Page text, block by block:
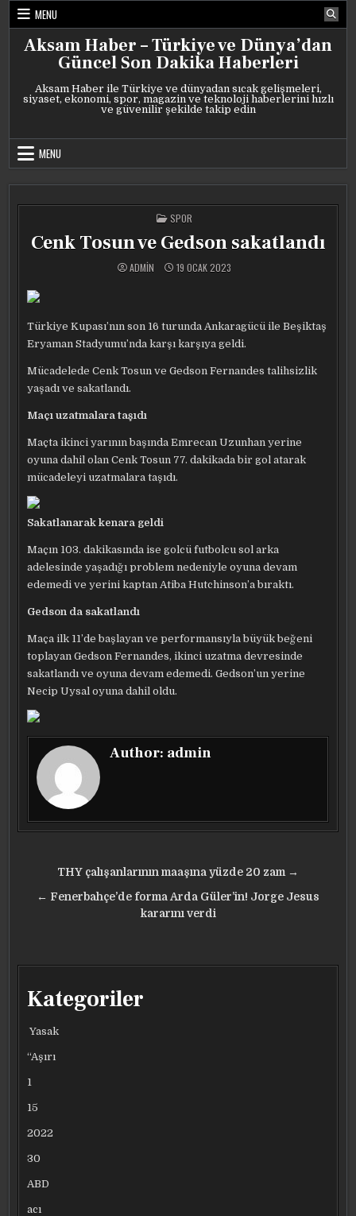
Skip
content
MENU
Aksam Haber – Türkiye ve Dünya’dan
Güncel Son Dakika Haberleri
Aksam Haber ile Türkiye ve dünyadan sıcak gelişmeleri,
siyaset, ekonomi, spor, magazin ve teknoloji haberlerini hızlı
ve güvenilir şekilde takip edin
MENU
POSTED
IN
SPOR
Cenk Tosun ve Gedson sakatlandı
ADMIN 19 OCAK 2023
Türkiye Kupası’nın son 16 turunda Ankaragücü ile Beşiktaş
Eryaman Stadyumu’nda karşı karşıya geldi.
Mücadelede Cenk Tosun ve Gedson Fernandes talihsizlik
yaşadı ve sakatlandı.
Maçı uzatmalara taşıdı
Maçta ikinci yarının başında Emrecan Uzunhan yerine
oyuna dahil olan Cenk Tosun 77. dakikada bir gol atarak
mücadeleyi uzatmalara taşıdı.
Sakatlanarak kenara geldi
Maçın 103. dakikasında ise golcü futbolcu sol arka
adelesinde yaşadığı problem nedeniyle oyuna devam
edemedi ve yerini kaptan Atiba Hutchinson’a bıraktı.
Gedson da sakatlandı
Maça ilk 11’de başlayan ve performansıyla büyük beğeni
toplayan Gedson Fernandes, ikinci uzatma devresinde
sakatlandı ve oyuna devam edemedi. Gedson’un yerine
Necip Uysal oyuna dahil oldu.
Author: admin
Yazı
gezinmesi
THY çalışanlarının maaşına yüzde 20 zam →
← Fenerbahçe’de forma Arda Güler’in! Jorge Jesus
kararını verdi
Kategoriler
Yasak
“Aşırı
1
15
2022
30
ABD
acı